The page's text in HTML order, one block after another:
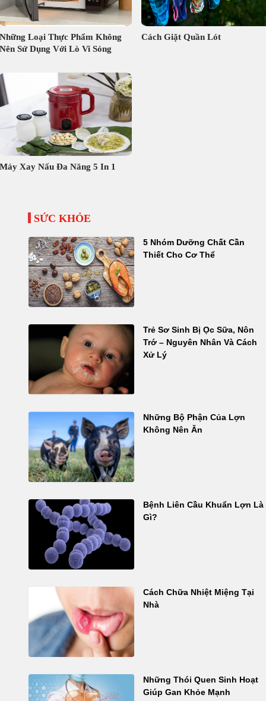
Loại Thực Phẩm Không
Sử Dụng Với Lò Vi Sóng
Cách Giặt Quần Lót
Xay Nấu Đa Năng 5 In 1
SỨC KHỎE
5 Nhóm Dưỡng Chất Cần
Thiết Cho Cơ Thể
Trẻ Sơ Sinh Bị Ọc Sữa, Nôn
Trớ – Nguyên Nhân Và Cách
Xử Lý
Những Bộ Phận Của Lợn
Không Nên Ăn
Bệnh Liên Cầu Khuẩn Lợn Là
Gì?
Cách Chữa Nhiệt Miệng Tại
Nhà
Những Thói Quen Sinh Hoạt
Giúp Gan Khỏe Mạnh